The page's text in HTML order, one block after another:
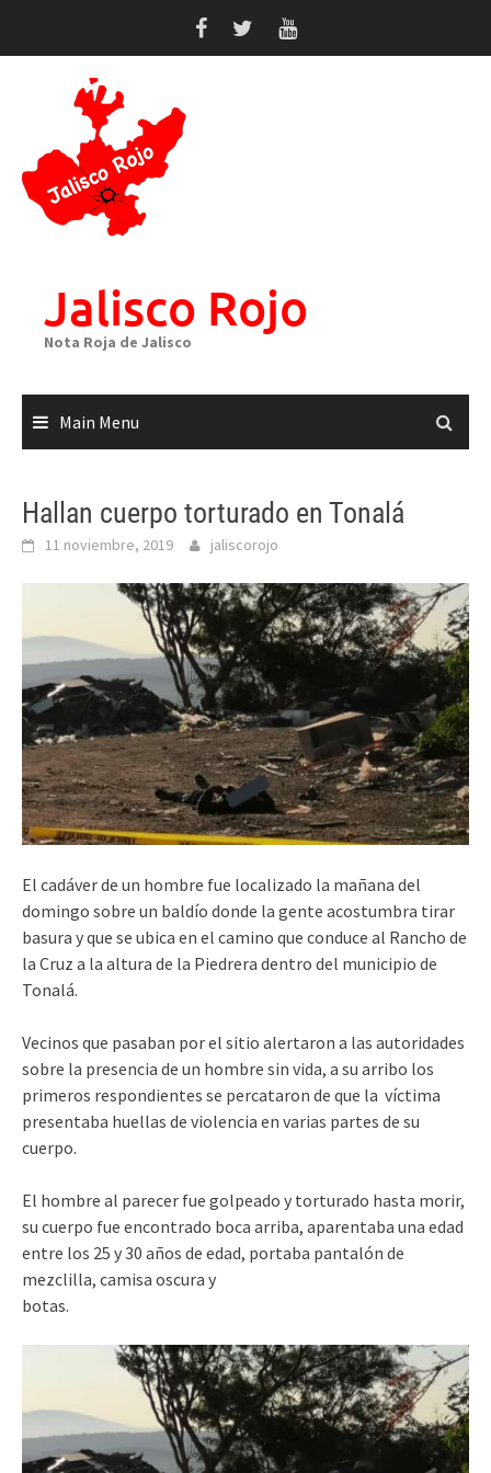
Jalisco Rojo
Nota Roja de Jalisco
Main Menu
Hallan cuerpo torturado en Tonalá
11 noviembre, 2019 jaliscorojo
El cadáver de un hombre fue localizado la mañana del
domingo sobre un baldío donde la gente acostumbra tirar
basura y que se ubica en el camino que conduce al Rancho de
la Cruz a la altura de la Piedrera dentro del municipio de
Tonalá.
Vecinos que pasaban por el sitio alertaron a las autoridades
sobre la presencia de un hombre sin vida, a su arribo los
primeros respondientes se percataron de que la víctima
presentaba huellas de violencia en varias partes de su
cuerpo.
El hombre al parecer fue golpeado y torturado hasta morir,
su cuerpo fue encontrado boca arriba, aparentaba una edad
entre los 25 y 30 años de edad, portaba pantalón de
mezclilla, camisa oscura y
botas.